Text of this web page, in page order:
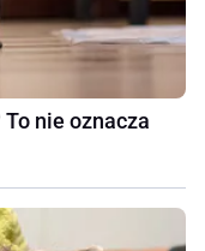
nie oznacza